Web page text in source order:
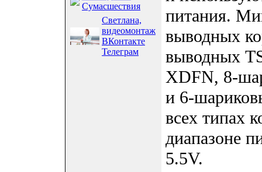
Сумасшествия
Светлана,
видеомонтаж
ВКонтакте
Телеграм
питания.
выводных
выводных
XDFN, 8-
и 6-
всех типах
диапазоне
5.5V.